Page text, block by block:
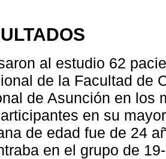
al estudio 62
de la Facultad de
de Asunción en los
en su
de edad fue de 24
en el grupo de